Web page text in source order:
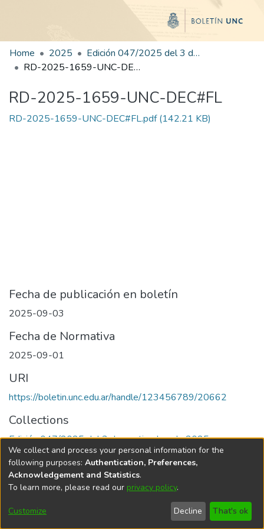
Home 2025
Edición 047/2025 del 3 de septiembre de 2025
RD-2025-1659-UNC-DEC#FL
RD-2025-1659-UNC-DEC#FL
RD-2025-1659-UNC-DEC#FL.pdf(142.21 KB)
Fecha de publicación en boletín
2025-09-03
Fecha de Normativa
2025-09-01
URI
https://boletin.unc.edu.ar/handle/123456789/20662
Collections
Edición 047/2025 del 3 de septiembre de 2025
Universidad Nacional de Córdoba
We collect and process your personal information for the
following purposes: Authentication, Preferences,
Acknowledgement and Statistics.
To learn more, please read our privacy policy.
Customize Decline That's ok